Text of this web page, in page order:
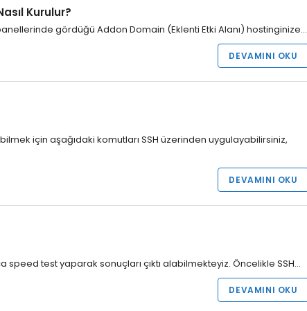
Kurulur?
gördüğü Addon Domain (Eklenti Etki Alanı) hostinginize…
DEVAMINI OKU
için aşağıdaki komutları SSH üzerinden uygulayabilirsiniz,
DEVAMINI OKU
test yaparak sonuçları çıktı alabilmekteyiz. Öncelikle SSH…
DEVAMINI OKU